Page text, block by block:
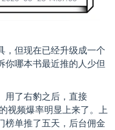
，但现在已经升级成一个
哪本书最近推的人少但
用了右豹之后，直接
视频爆率明显上来了。上
榜单推了五天，后台佣金